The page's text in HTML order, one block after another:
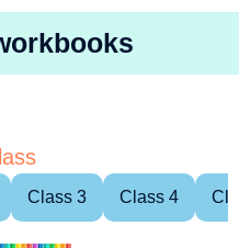
Class 3 Class 4